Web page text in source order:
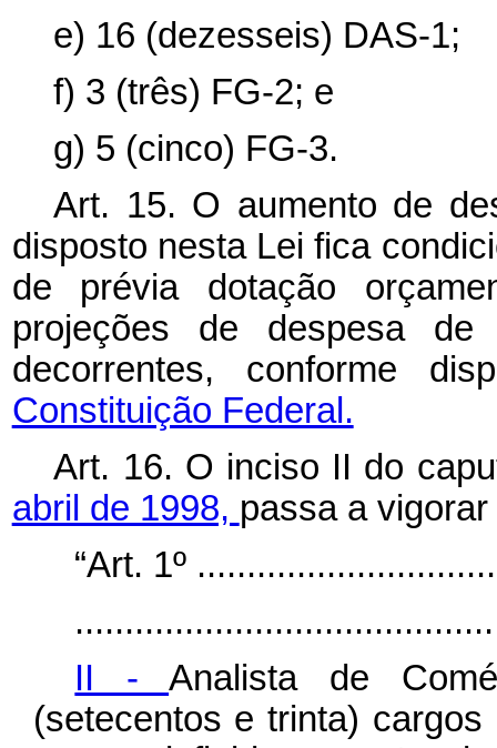
e) 16 (dezesseis) DAS-1;
f) 3 (três) FG-2; e
g) 5 (cinco) FG-3.
Art. 15. O aumento de
disposto nesta Lei fica
de prévia dotação
projeções de despesa
decorrentes, conforme
Constituição Federal.
Art. 16. O inciso II do
abril de 1998, passa a
“Art. 1º
II -Analista de
(setecentos e trinta)